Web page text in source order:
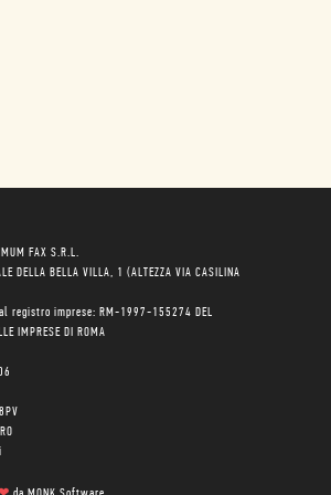
FAX S.R.L.
DELLA BELLA VILLA, 1 (ALTEZZA VIA CASILINA
registro imprese: RM-1997-155274 DEL
IMPRESE DI ROMA